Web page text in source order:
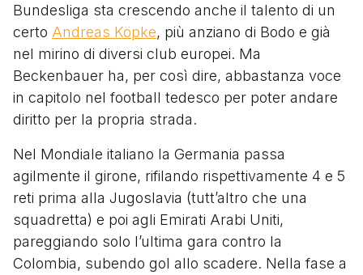
Bundesliga sta crescendo anche il talento di un
certo Andreas Köpke, più anziano di Bodo e già
nel mirino di diversi club europei. Ma
Beckenbauer ha, per così dire, abbastanza voce
in capitolo nel football tedesco per poter andare
diritto per la propria strada.
Nel Mondiale italiano la Germania passa
agilmente il girone, rifilando rispettivamente 4 e 5
reti prima alla Jugoslavia (tutt’altro che una
squadretta) e poi agli Emirati Arabi Uniti,
pareggiando solo l’ultima gara contro la
Colombia, subendo gol allo scadere. Nella fase a